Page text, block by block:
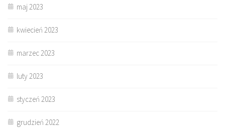
maj 2023
kwiecień 2023
marzec 2023
luty 2023
styczeń 2023
grudzień 2022